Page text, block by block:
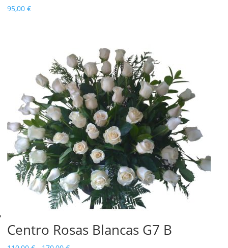
95,00 €
Centro Rosas Blancas G7 B